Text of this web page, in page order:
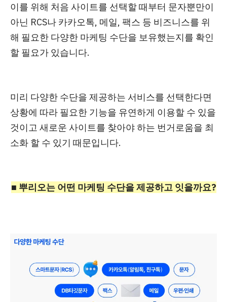
이를 위해 처음 사이트를 선택할 때부터 문자뿐만이
아닌 RCS나 카카오톡, 메일, 팩스 등 비즈니스를 위
해 필요한 다양한 마케팅 수단을 보유했는지를 확인
할 필요가 있습니다.
미리 다양한 수단을 제공하는 서비스를 선택한다면
상황에 따라 필요한 기능을 유연하게 이용할 수 있을
것이고 새로운 사이트를 찾아야 하는 번거로움을 최
소화 할 수 있기 때문입니다.
■ 뿌리오는 어떤 마케팅 수단을 제공하고 잇을까요?